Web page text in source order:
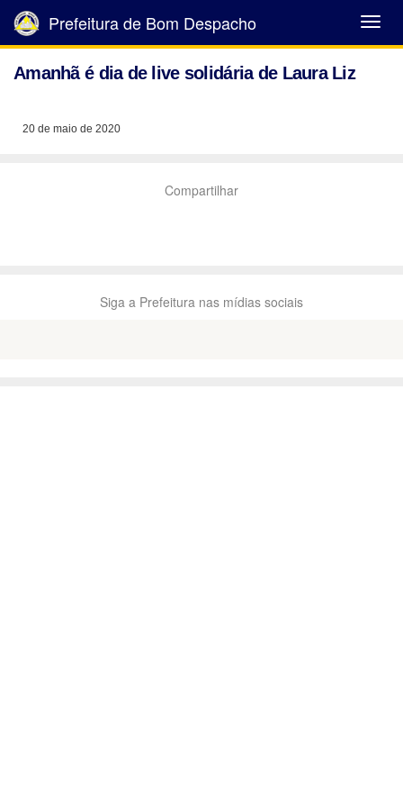
Abrir
Menu
Prefeitura de Bom Despacho
Amanhã é dia de live solidária de Laura Liz
20 de maio de 2020
Compartilhar
Siga a Prefeitura nas mídias sociais